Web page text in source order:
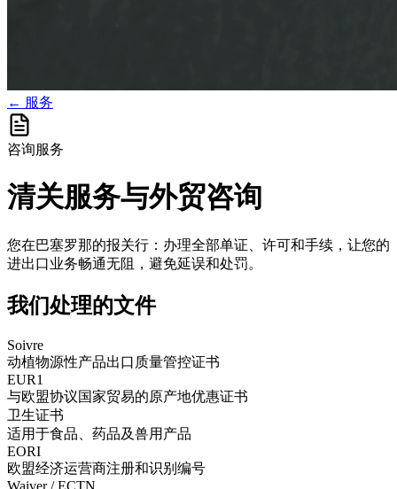
← 服务
咨询服务
清关服务与外贸咨询
您在巴塞罗那的报关行：办理全部单证、许可和手续，让您的
进出口业务畅通无阻，避免延误和处罚。
我们处理的文件
Soivre
动植物源性产品出口质量管控证书
EUR1
与欧盟协议国家贸易的原产地优惠证书
卫生证书
适用于食品、药品及兽用产品
EORI
欧盟经济运营商注册和识别编号
Waiver / ECTN